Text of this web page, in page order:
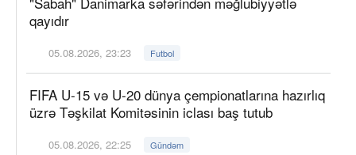
qayıdır
05.08.2026, 23:23 Futbol
FIFA U-15 və U-20 dünya çempionatlarına hazırlıq
üzrə Təşkilat Komitəsinin iclası baş tutub
05.08.2026, 22:25 Gündəm